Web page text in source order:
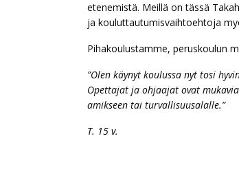
etenemistä. Meillä on tässä
ja kouluttautumisvaihtoehtoja
Pihakoulustamme, peruskoulun
”Olen käynyt koulussa nyt tosi
Opettajat ja ohjaajat ovat
amikseen tai turvallisuusalalle.”
T. 15 v.